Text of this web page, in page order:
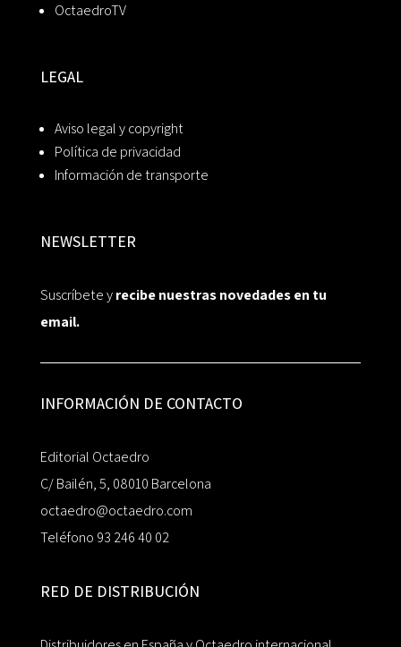
OctaedroTV
LEGAL
Aviso legal y copyright
Política de privacidad
Información de transporte
NEWSLETTER
Suscríbete yrecibe nuestras novedades en tu
email.
INFORMACIÓN DE CONTACTO
Editorial Octaedro
C/ Bailén, 5, 08010 Barcelona
octaedro@octaedro.com
Teléfono 93 246 40 02
RED DE DISTRIBUCIÓN